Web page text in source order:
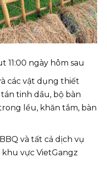
11:00 ngày hôm sau
các vật dụng thiết
tinh dầu, bộ bàn
lều, khăn tắm, bàn
và tất cả dịch vụ
vực VietGangz